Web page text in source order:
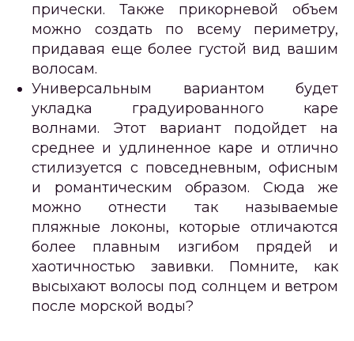
прически. Также прикорневой объем
можно создать по всему периметру,
придавая еще более густой вид вашим
волосам.
Универсальным вариантом будет
укладка градуированного каре
волнами. Этот вариант подойдет на
среднее и удлиненное каре и отлично
стилизуется с повседневным, офисным
и романтическим образом. Сюда же
можно отнести так называемые
пляжные локоны, которые отличаются
более плавным изгибом прядей и
хаотичностью завивки. Помните, как
высыхают волосы под солнцем и ветром
после морской воды?